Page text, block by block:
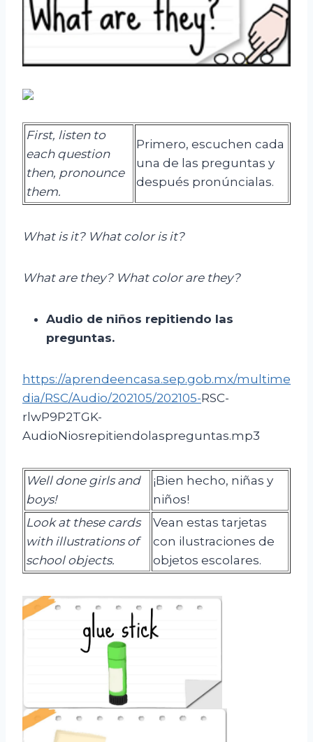
First, listen to
each question
then, pronounce
them.
Primero, escuchen cada
una de las preguntas y
después pronúncialas.
What is it? What color is it?
What are they? What color are they?
Audio de niños repitiendo las
preguntas.
https://aprendeencasa.sep.gob.mx/multime
dia/RSC/Audio/202105/202105-RSC-
rlwP9P2TGK-
AudioNiosrepitiendolaspreguntas.mp3
Well done girls and
boys!
¡Bien hecho, niñas y
niños!
Look at these cards
with illustrations of
school objects.
Vean estas tarjetas
con ilustraciones de
objetos escolares.